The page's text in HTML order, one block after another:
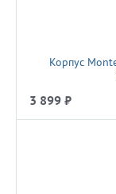
Корпус
3 899 ₽